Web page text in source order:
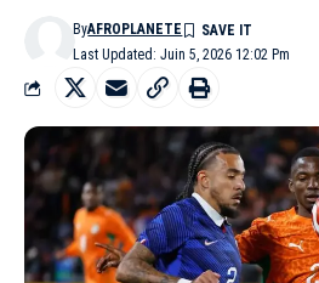
Last Updated: Juin 5, 2026 12:02 Pm
ByAFROPLANETE